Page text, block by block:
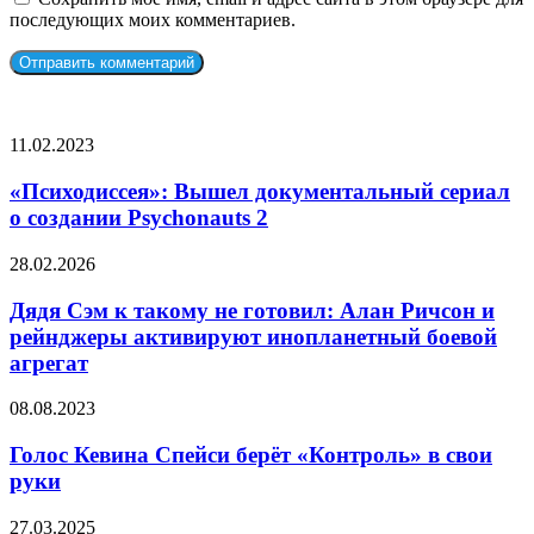
последующих моих комментариев.
«Психодиссея»:
документальный
сериал
о создании
2
11.02.2023
«Психодиссея»: Вышел документальный сериал
о создании Psychonauts 2
Дядя
к
такому
не
готовил:
Ричсон
рейнджеры
активируют
инопланетный
боевой
28.02.2026
Дядя Сэм к такому не готовил: Алан Ричсон и
рейнджеры активируют инопланетный боевой
агрегат
Голос
Спейси
берёт
«Контроль»
08.08.2023
Голос Кевина Спейси берёт «Контроль» в свои
руки
Музыкальный
27.03.2025